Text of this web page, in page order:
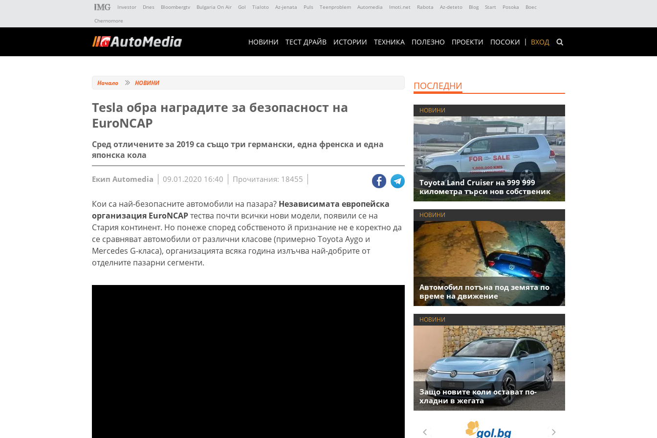
Investor Dnes Bloombergtv Bulgaria On Air Gol Tialoto Az-jenata Puls Teenproblem Automedia Imoti.net Rabota Az-deteto Blog Start Posoka
Boec
Chernomore
ВХОД
НОВИНИ ТЕСТ ДРАЙВ ИСТОРИИ ТЕХНИКА ПОЛЕЗНО ПРОЕКТИ ПОСОКИ
Начало НОВИНИ
Tesla обра наградите за безопасност на
EuroNCAP
Сред отличените за 2019 са също три германски, една френска и една
японска кола
Екип Automedia 09.01.2020 16:40 Прочитания: 18455
Кои са най-безопасните автомобили на пазара? Независимата европейска
организация EuroNCAPтества почти всички нови модели, появили се на
Стария континент. Но понеже според собственото й признание не е коректно да
се сравняват автомобили от различни класове (примерно Toyota Aygo и
Mercedes G-класа), организацията всяка година излъчва най-добрите от
отделните пазарни сегменти.
ПОСЛЕДНИ
НОВИНИ
Toyota Land Cruiser на 999 999
километра търси нов собственик
НОВИНИ
Автомобил потъна под земята по
време на движение
НОВИНИ
Защо новите коли остават по-
хладни в жегата